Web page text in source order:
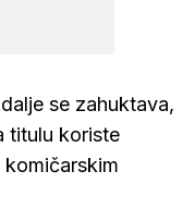
se zahuktava,
titulu koriste